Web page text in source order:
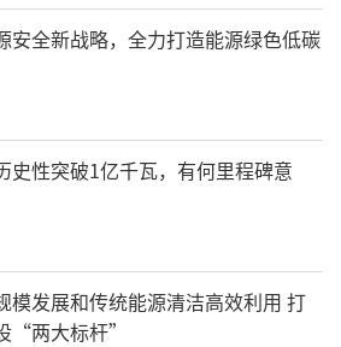
安全新战略，全力打造能源绿色低碳
史性突破1亿千瓦，有何里程碑意
模发展和传统能源清洁高效利用 打
“两大标杆”